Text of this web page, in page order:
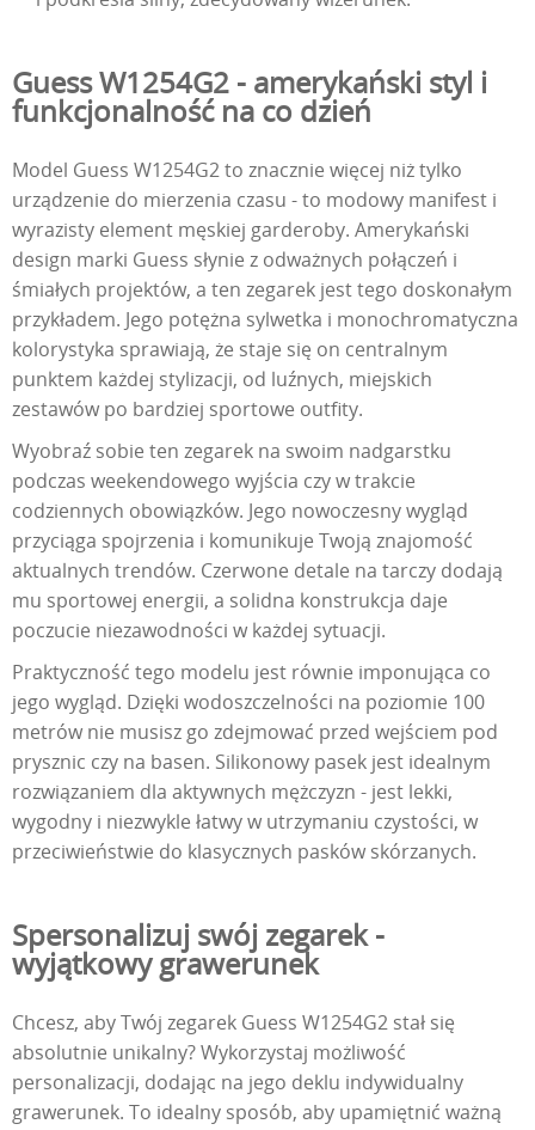
Guess W1254G2 - amerykański styl i
funkcjonalność na co dzień
Model Guess W1254G2 to znacznie więcej niż tylko
urządzenie do mierzenia czasu - to modowy manifest i
wyrazisty element męskiej garderoby. Amerykański
design marki Guess słynie z odważnych połączeń i
śmiałych projektów, a ten zegarek jest tego doskonałym
przykładem. Jego potężna sylwetka i monochromatyczna
kolorystyka sprawiają, że staje się on centralnym
punktem każdej stylizacji, od luźnych, miejskich
zestawów po bardziej sportowe outfity.
Wyobraź sobie ten zegarek na swoim nadgarstku
podczas weekendowego wyjścia czy w trakcie
codziennych obowiązków. Jego nowoczesny wygląd
przyciąga spojrzenia i komunikuje Twoją znajomość
aktualnych trendów. Czerwone detale na tarczy dodają
mu sportowej energii, a solidna konstrukcja daje
poczucie niezawodności w każdej sytuacji.
Praktyczność tego modelu jest równie imponująca co
jego wygląd. Dzięki wodoszczelności na poziomie 100
metrów nie musisz go zdejmować przed wejściem pod
prysznic czy na basen. Silikonowy pasek jest idealnym
rozwiązaniem dla aktywnych mężczyzn - jest lekki,
wygodny i niezwykle łatwy w utrzymaniu czystości, w
przeciwieństwie do klasycznych pasków skórzanych.
Spersonalizuj swój zegarek -
wyjątkowy grawerunek
Chcesz, aby Twój zegarek Guess W1254G2 stał się
absolutnie unikalny? Wykorzystaj możliwość
personalizacji, dodając na jego deklu indywidualny
grawerunek. To idealny sposób, aby upamiętnić ważną